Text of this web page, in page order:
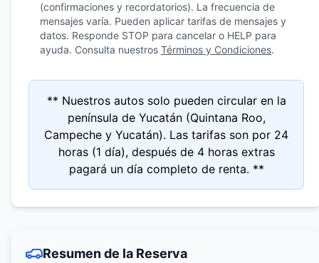
(confirmaciones y recordatorios). La frecuencia de
mensajes varía. Pueden aplicar tarifas de mensajes y
datos. Responde STOP para cancelar o HELP para
ayuda. Consulta nuestros Términos y Condiciones.
** Nuestros autos solo pueden circular en la
península de Yucatán (Quintana Roo,
Campeche y Yucatán). Las tarifas son por 24
horas (1 día), después de 4 horas extras
pagará un día completo de renta. **
Resumen de la Reserva